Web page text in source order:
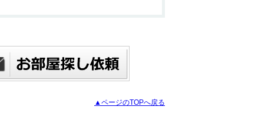
▲ページのTOPへ戻る